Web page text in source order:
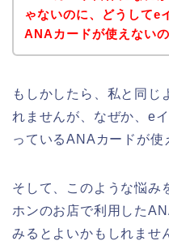
ゃないのに、どうしてe
ANAカードが使えないの
もしかしたら、私と同じ
れませんが、なぜか、e
っているANAカードが使
そして、このような悩み
ホンのお店で利用した
みるとよいかもしれませ